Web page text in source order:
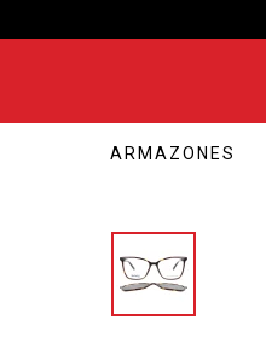
ARMAZONES